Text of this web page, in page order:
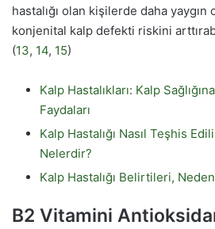
hastalığı olan kişilerde daha
konjenital kalp defekti riskini
(13, 14, 15)
Kalp Hastalıkları: Kalp
Faydaları
Kalp Hastalığı Nasıl Teşhis
Nelerdir?
Kalp Hastalığı Belirtileri,
B2 Vitamini